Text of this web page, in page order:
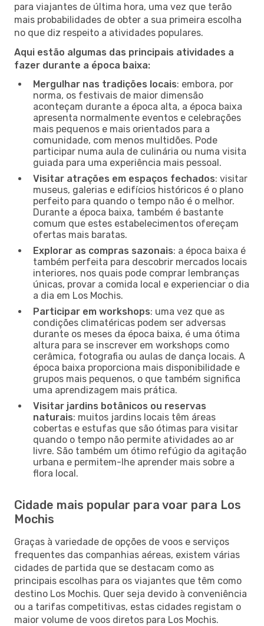
para viajantes de última hora, uma vez que terão
mais probabilidades de obter a sua primeira escolha
no que diz respeito a atividades populares.
Aqui estão algumas das principais atividades a
fazer durante a época baixa:
Mergulhar nas tradições locais: embora, por
norma, os festivais de maior dimensão
aconteçam durante a época alta, a época baixa
apresenta normalmente eventos e celebrações
mais pequenos e mais orientados para a
comunidade, com menos multidões. Pode
participar numa aula de culinária ou numa visita
guiada para uma experiência mais pessoal.
Visitar atrações em espaços fechados: visitar
museus, galerias e edifícios históricos é o plano
perfeito para quando o tempo não é o melhor.
Durante a época baixa, também é bastante
comum que estes estabelecimentos ofereçam
ofertas mais baratas.
Explorar as compras sazonais: a época baixa é
também perfeita para descobrir mercados locais
interiores, nos quais pode comprar lembranças
únicas, provar a comida local e experienciar o dia
a dia em Los Mochis.
Participar em workshops: uma vez que as
condições climatéricas podem ser adversas
durante os meses da época baixa, é uma ótima
altura para se inscrever em workshops como
cerâmica, fotografia ou aulas de dança locais. A
época baixa proporciona mais disponibilidade e
grupos mais pequenos, o que também significa
uma aprendizagem mais prática.
Visitar jardins botânicos ou reservas
naturais: muitos jardins locais têm áreas
cobertas e estufas que são ótimas para visitar
quando o tempo não permite atividades ao ar
livre. São também um ótimo refúgio da agitação
urbana e permitem-lhe aprender mais sobre a
flora local.
Cidade mais popular para voar para Los
Mochis
Graças à variedade de opções de voos e serviços
frequentes das companhias aéreas, existem várias
cidades de partida que se destacam como as
principais escolhas para os viajantes que têm como
destino Los Mochis. Quer seja devido à conveniência
ou a tarifas competitivas, estas cidades registam o
maior volume de voos diretos para Los Mochis.